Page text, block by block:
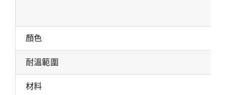
顏色
耐溫範圍
材料